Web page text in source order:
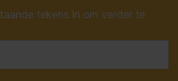
tekens in om verder te